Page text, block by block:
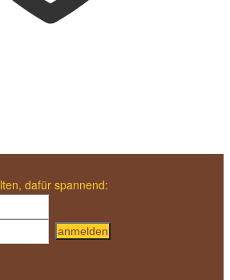
dafür spannend:
anmelden